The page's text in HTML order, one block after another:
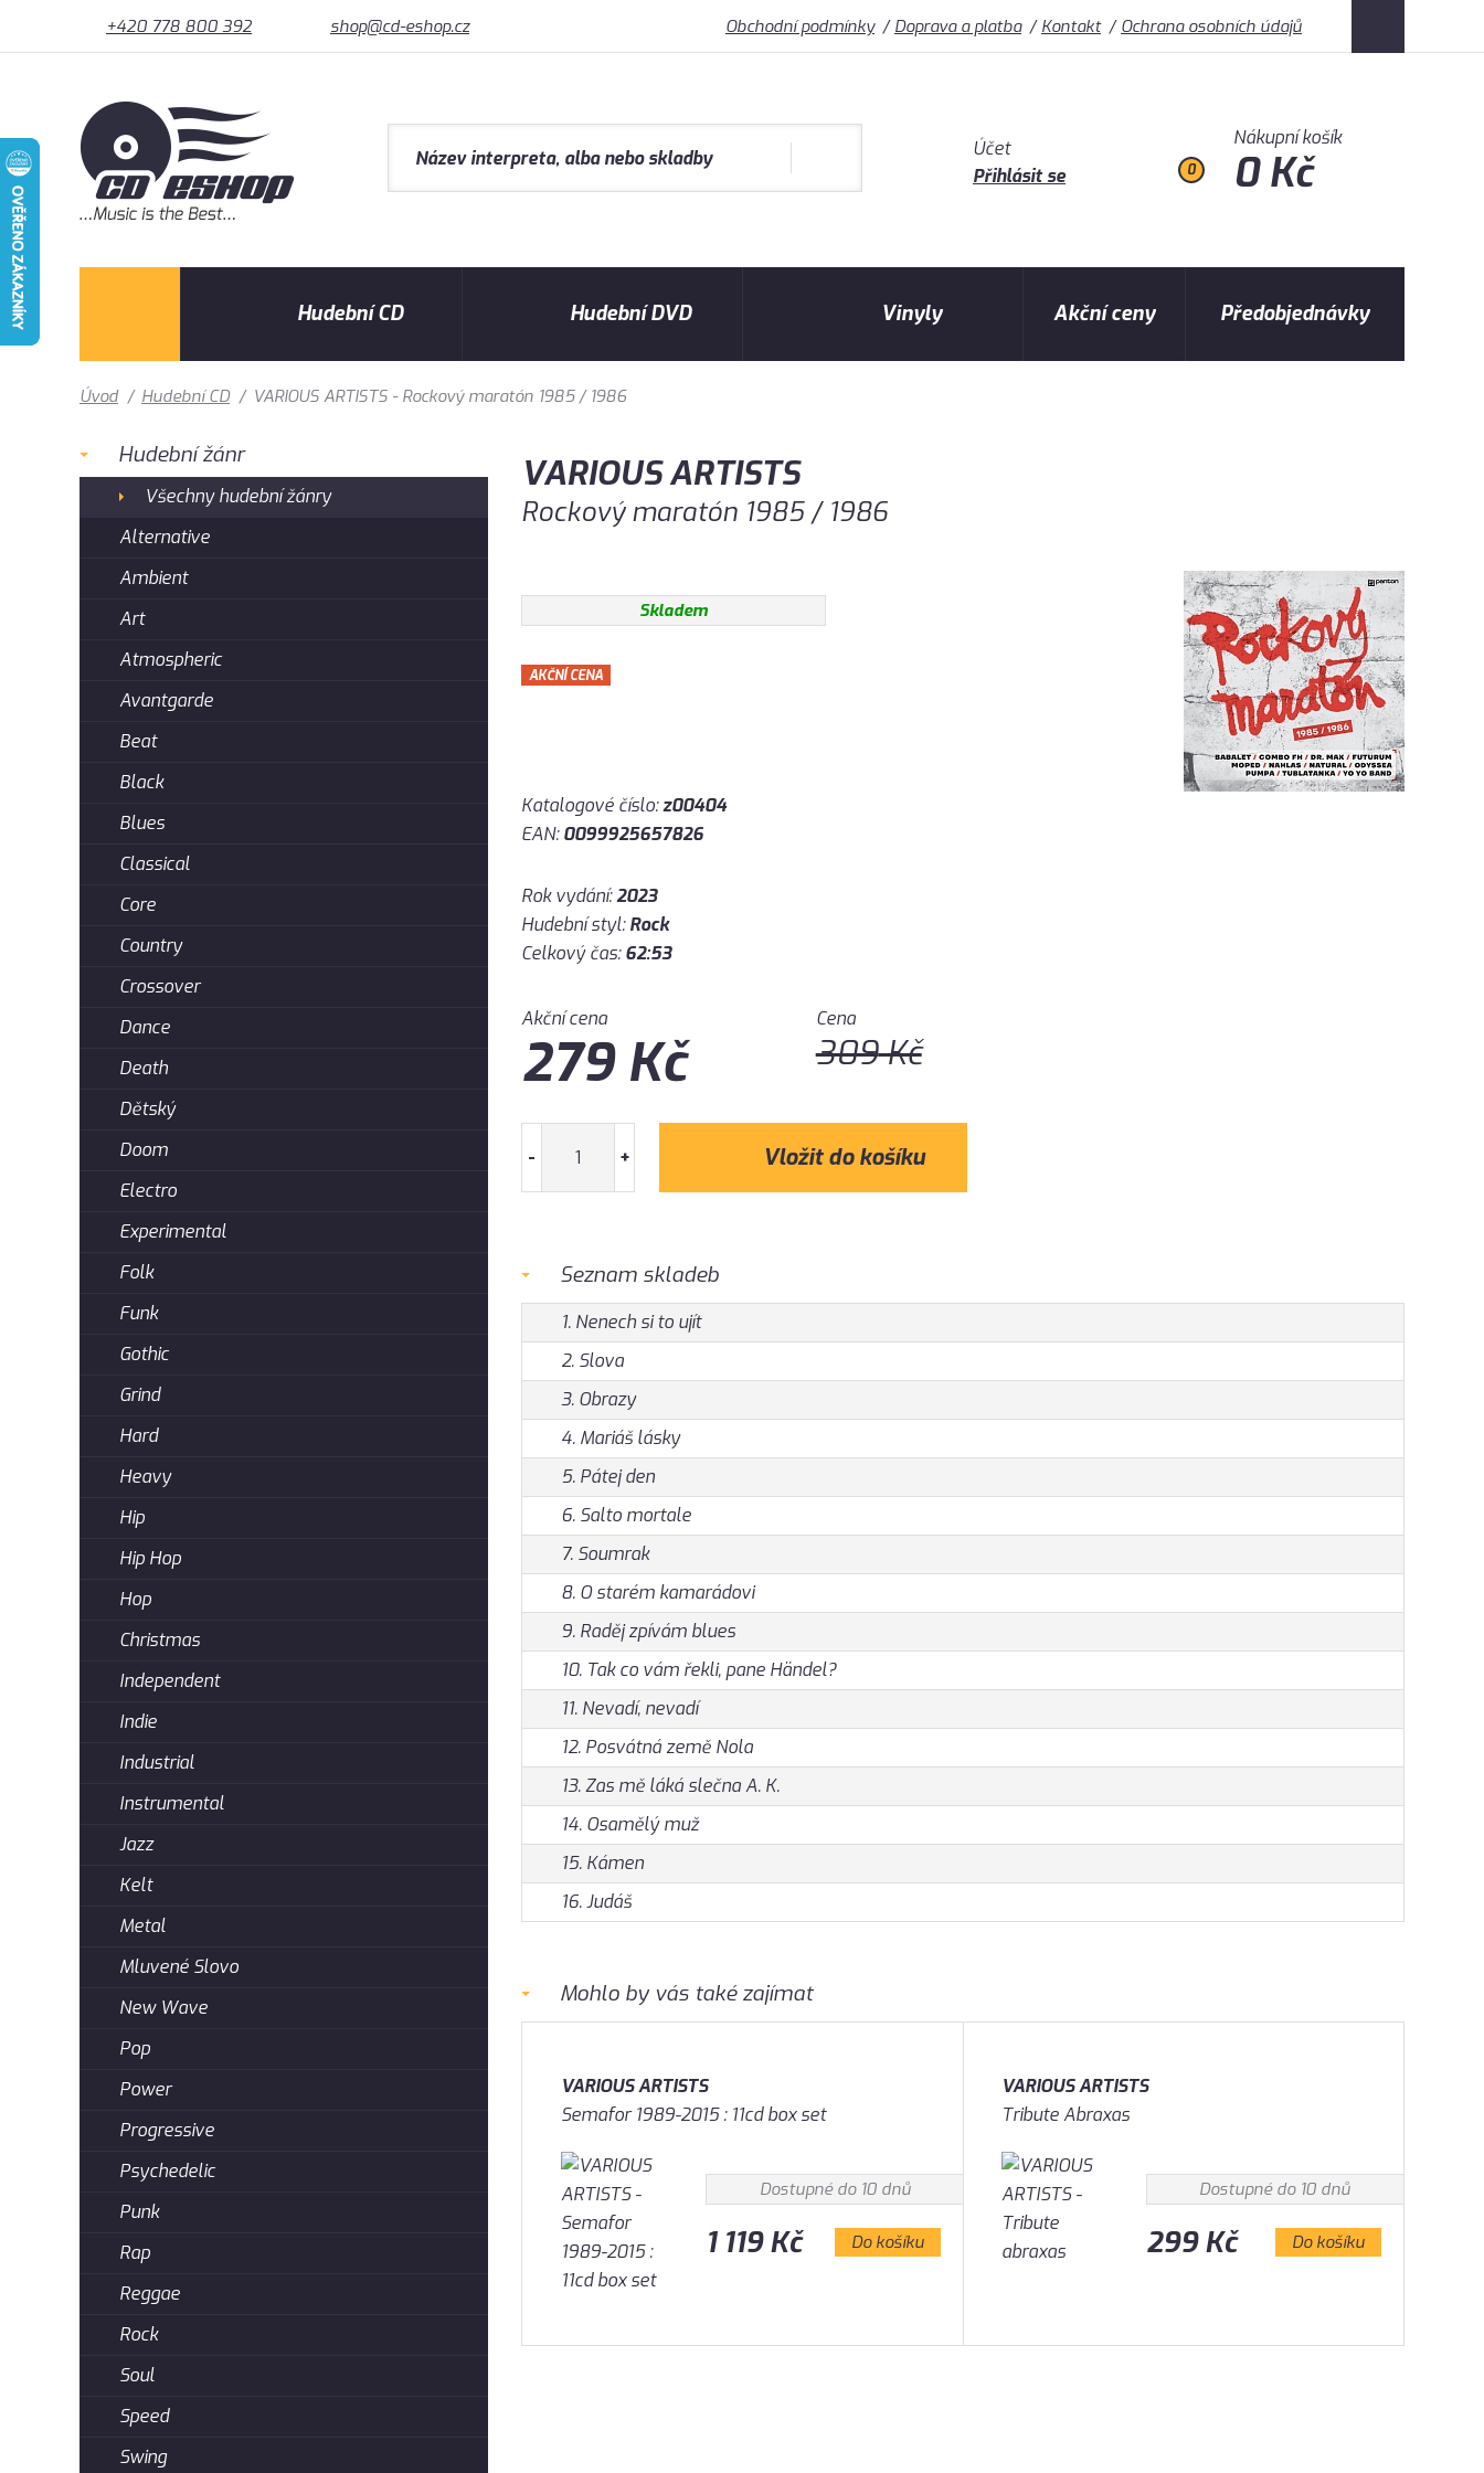
+420 778 800 392 shop@cd-eshop.cz Obchodní podmínky Doprava a platba Kontakt Ochrana osobních údajů
Účet
Přihlásit se
0
Nákupní košík
0 Kč
Hudební CD Hudební DVD Vinyly Akční ceny Předobjednávky
Úvod / Hudební CD / VARIOUS ARTISTS - Rockový maratón 1985 / 1986
VARIOUS ARTISTS
Rockový maratón 1985 / 1986
Skladem
AKČNÍ CENA
Katalogové číslo:z00404
EAN:0099925657826
Rok vydání:2023
Hudební styl:Rock
Celkový čas:62:53
Akční cena
279Kč
Cena
309Kč
- +
Seznam skladeb
1. Nenech si to ujít
2. Slova
3. Obrazy
4. Mariáš lásky
5. Pátej den
6. Salto mortale
7. Soumrak
8. O starém kamarádovi
9. Raděj zpívám blues
10. Tak co vám řekli, pane Händel?
11. Nevadí, nevadí
12. Posvátná země Nola
13. Zas mě láká slečna A. K.
14. Osamělý muž
15. Kámen
16. Judáš
Mohlo by vás také zajímat
VARIOUS ARTISTS
Semafor 1989-2015 : 11cd box set
Dostupné do 10 dnů
1 119 Kč Do košíku
VARIOUS ARTISTS
Tribute Abraxas
Dostupné do 10 dnů
299 Kč Do košíku
Hudební žánr
Všechny hudební žánry
Alternative
Ambient
Art
Atmospheric
Avantgarde
Beat
Black
Blues
Classical
Core
Country
Crossover
Dance
Death
Dětský
Doom
Electro
Experimental
Folk
Funk
Gothic
Grind
Hard
Heavy
Hip
Hip Hop
Hop
Christmas
Independent
Indie
Industrial
Instrumental
Jazz
Kelt
Metal
Mluvené Slovo
New Wave
Pop
Power
Progressive
Psychedelic
Punk
Rap
Reggae
Rock
Soul
Speed
Swing